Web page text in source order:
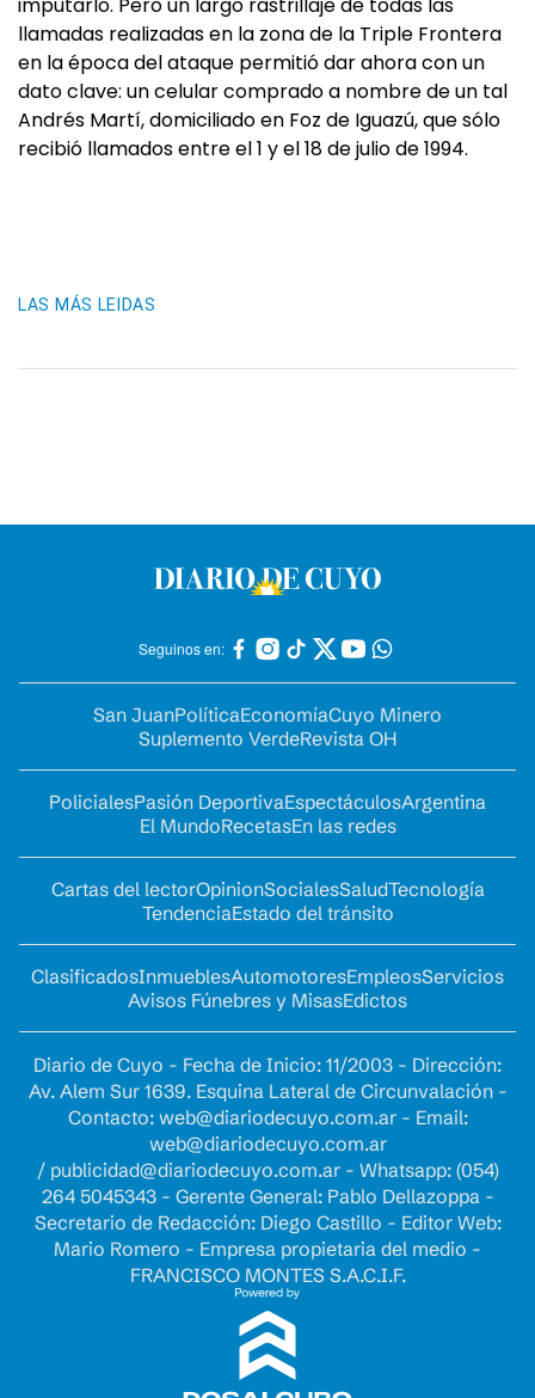
llamadas realizadas en la zona de la Triple Frontera
en la época del ataque permitió dar ahora con un
dato clave: un celular comprado a nombre de un tal
Andrés Martí, domiciliado en Foz de Iguazú, que sólo
recibió llamados entre el 1 y el 18 de julio de 1994.
LAS MÁS LEIDAS
Seguinos en:
San JuanPolíticaEconomíaCuyo Minero
Suplemento VerdeRevista OH
PolicialesPasión DeportivaEspectáculosArgentina
El MundoRecetasEn las redes
Cartas del lectorOpinionSocialesSaludTecnología
TendenciaEstado del tránsito
ClasificadosInmueblesAutomotoresEmpleosServicios
Avisos Fúnebres y MisasEdictos
Diario de Cuyo - Fecha de Inicio: 11/2003 - Dirección:
Av. Alem Sur 1639. Esquina Lateral de Circunvalación -
Contacto: web@diariodecuyo.com.ar- Email:
web@diariodecuyo.com.ar
/ publicidad@diariodecuyo.com.ar- Whatsapp: (054)
264 5045343 - Gerente General: Pablo Dellazoppa -
Secretario de Redacción: Diego Castillo - Editor Web:
Mario Romero - Empresa propietaria del medio -
FRANCISCO MONTES S.A.C.I.F.